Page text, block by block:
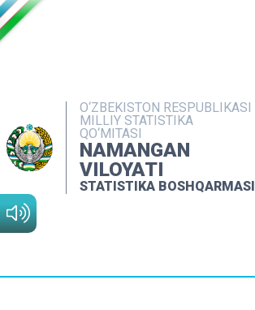
O‘ZBEKISTON RESPUBLIKASI
MILLIY STATISTIKA
QO‘MITASI
NAMANGAN
VILOYATI
STATISTIKA BOSHQARMASI
NASHRLAR
INTERAKTIV XIZMATLAR
MATBUOT XIZMATI
MUROJAATLAR